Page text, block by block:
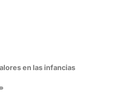
en las infancias